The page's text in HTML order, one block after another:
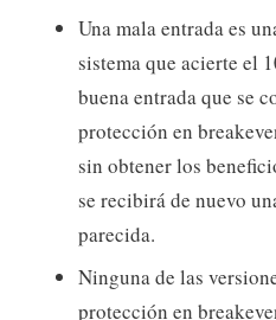
Una mala entrada es
sistema que acierte el
buena entrada que se
protección en
sin obtener los
se recibirá de nuevo
parecida.
Ninguna de las
protección en